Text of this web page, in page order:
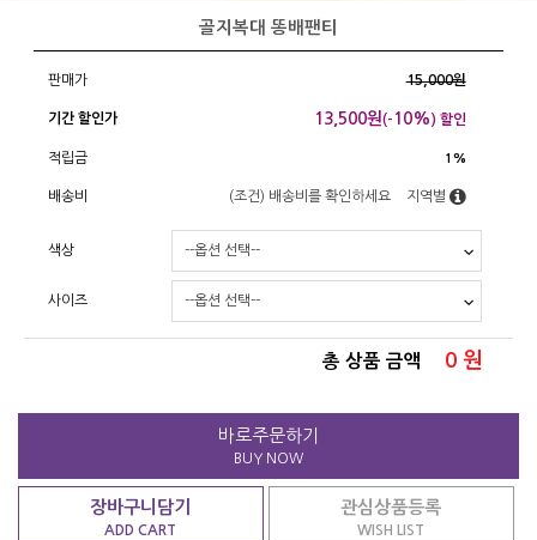
골지복대 똥배팬티
판매가 15,000원
기간 할인가 13,500원(- 10%) 할인
적립금 1%
배송비 (조건) 배송비를 확인하세요 지역별
색상
사이즈
총 상품 금액 0 원
바로주문하기
BUY NOW
장바구니담기
ADD CART
관심상품등록
WISH LIST